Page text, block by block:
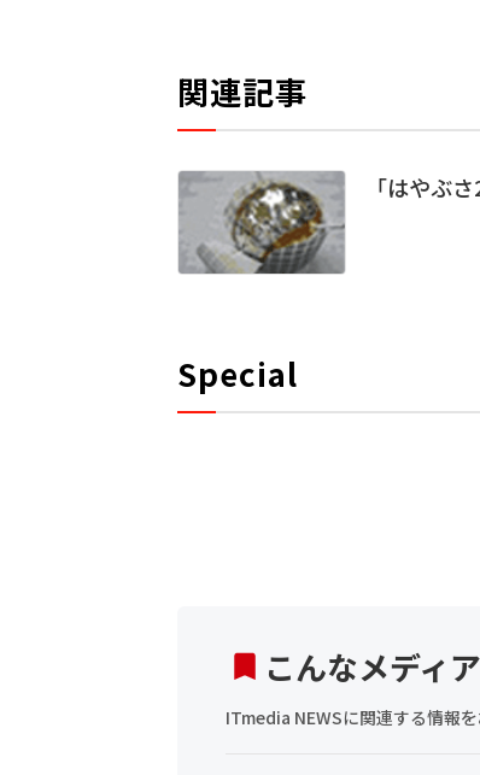
関連記事
「はやぶ
Special
こんなメディ
ITmedia NEWSに関連する情報